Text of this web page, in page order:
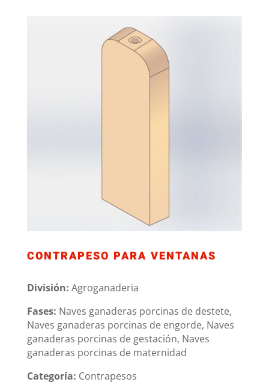
CONTRAPESO PARA VENTANAS
División: Agroganaderia
Fases: Naves ganaderas porcinas de destete,
Naves ganaderas porcinas de engorde, Naves
ganaderas porcinas de gestación, Naves
ganaderas porcinas de maternidad
Categoría: Contrapesos